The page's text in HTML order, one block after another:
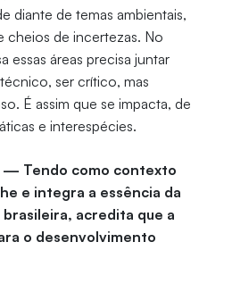
diante de temas ambientais,
cheios de incertezas. No
essas áreas precisa juntar
ser crítico, mas
É assim que se impacta, de
e interespécies.
— Tendo como contexto
e integra a essência da
acredita que a
o desenvolvimento